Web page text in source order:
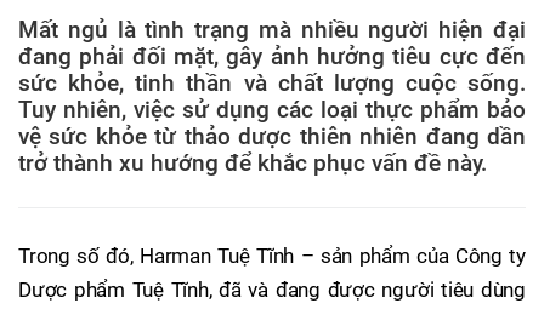
Mất ngủ là tình trạng mà nhiều người hiện đại
đang phải đối mặt, gây ảnh hưởng tiêu cực đến
sức khỏe, tinh thần và chất lượng cuộc sống.
Tuy nhiên, việc sử dụng các loại thực phẩm bảo
vệ sức khỏe từ thảo dược thiên nhiên đang dần
trở thành xu hướng để khắc phục vấn đề này.
Trong số đó, Harman Tuệ Tĩnh – sản phẩm của Công ty
Dược phẩm Tuệ Tĩnh, đã và đang được người tiêu dùng